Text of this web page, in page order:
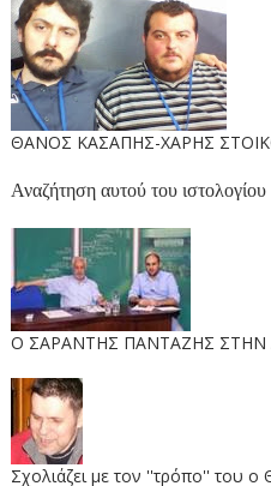
ΘΑΝΟΣ ΚΑΣΑΠΗΣ-ΧΑΡΗΣ
Αναζήτηση αυτού του ιστολογίου
O ΣΑΡΑΝΤΗΣ ΠΑΝΤΑΖΗΣ
Σχολιάζει με τον ''τρόπο'' του